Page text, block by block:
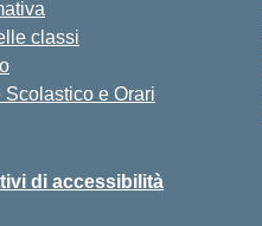
classi
e Orari
di accessibilità